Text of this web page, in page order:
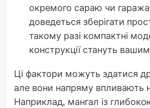
окремого сараю чи
доведеться зберігати
такому разі компактні
конструкції стануть
Ці фактори можуть здатися
але вони напряму впливають
Наприклад, мангал із